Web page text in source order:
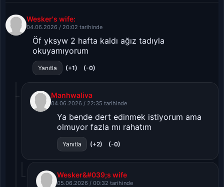
Wesker's wife:
04.06.2026 / 20:02 tarihinde
Öf yksyw 2 hafta kaldı ağız tadıyla
okuyamıyorum
Yanıtla (+1) (-0)
Manhwaliva
04.06.2026 / 22:35 tarihinde
Ya bende dert edinmek istiyorum ama
olmuyor fazla mı rahatım
Yanıtla (+2) (-0)
Wesker&#039;s wife
05.06.2026 / 00:32 tarihinde